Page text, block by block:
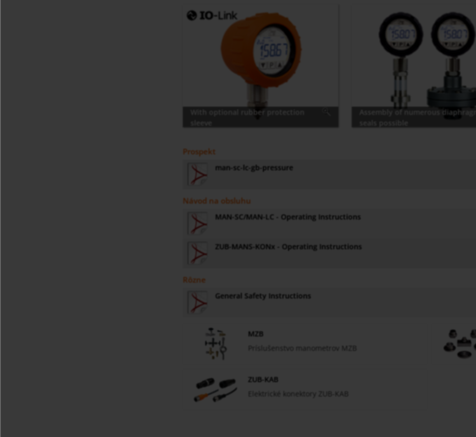
With optional rubber protection
Assembly of numerous diaphragm
Prospekt
man-sc-lc-gb-pressure
Návod na obsluhu
MAN-SC/MAN-LC - Operating Instructions
ZUB-MANS-KONx - Operating Instructions
Rôzne
General Safety Instructions
MZB
Príslušenstvo manometrov MZB
ZUB-KAB
Elektrické konektory ZUB-KAB